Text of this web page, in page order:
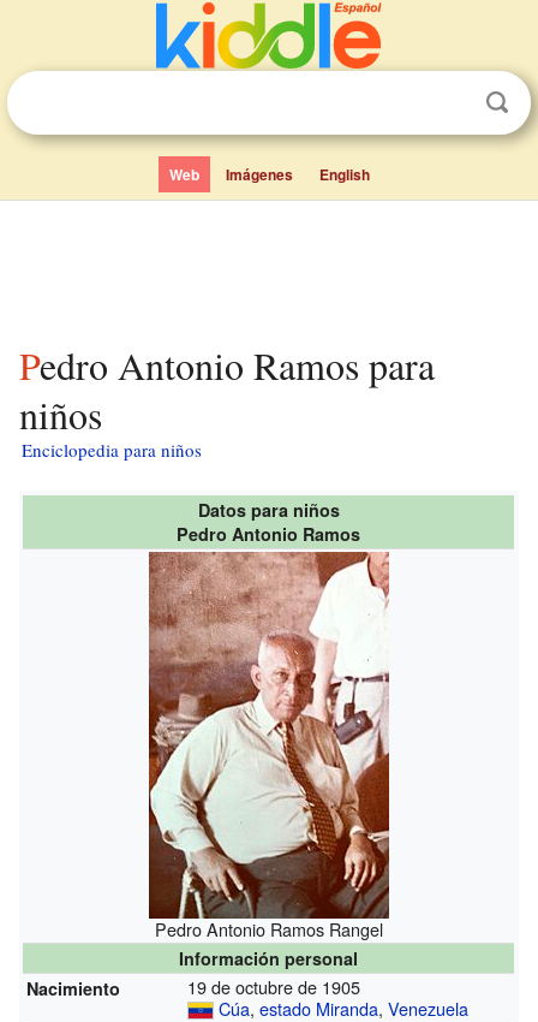
Web Imágenes English
Pedro Antonio Ramos para
niños
Enciclopedia para niños
Datos para niños
Pedro Antonio Ramos
Pedro Antonio Ramos Rangel
Información personal
Nacimiento
19 de octubre de 1905
Cúa,estado Miranda,Venezuela